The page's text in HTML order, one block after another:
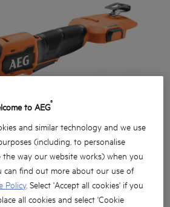
to AEG®
and similar technology and we use
(including, to personalise
way our website works) when you
can find out more about our use of
Policy. Select 'Accept all cookies' if you
all cookies and select 'Cookie